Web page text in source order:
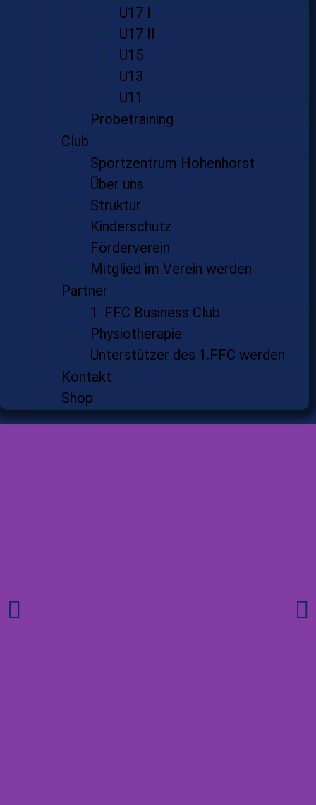
U17 I
U17 II
U15
U13
U11
Probetraining
Club
Sportzentrum Hohenhorst
Über uns
Struktur
Kinderschutz
Förderverein
Mitglied im Verein werden
Partner
1. FFC Business Club
Physiotherapie
Unterstützer des 1.FFC werden
Kontakt
Shop